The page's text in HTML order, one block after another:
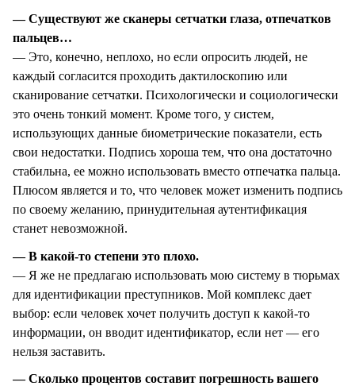
— Существуют же сканеры сетчатки глаза, отпечатков
пальцев…
— Это, конечно, неплохо, но если опросить людей, не
каждый согласится проходить дактилоскопию или
сканирование сетчатки. Психологически и социологически
это очень тонкий момент. Кроме того, у систем,
использующих данные биометрические показатели, есть
свои недостатки. Подпись хороша тем, что она достаточно
стабильна, ее можно использовать вместо отпечатка пальца.
Плюсом является и то, что человек может изменить подпись
по своему желанию, принудительная аутентификация
станет невозможной.
— В какой-то степени это плохо.
— Я же не предлагаю использовать мою систему в тюрьмах
для идентификации преступников. Мой комплекс дает
выбор: если человек хочет получить доступ к какой-то
информации, он вводит идентификатор, если нет — его
нельзя заставить.
— Сколько процентов составит погрешность вашего